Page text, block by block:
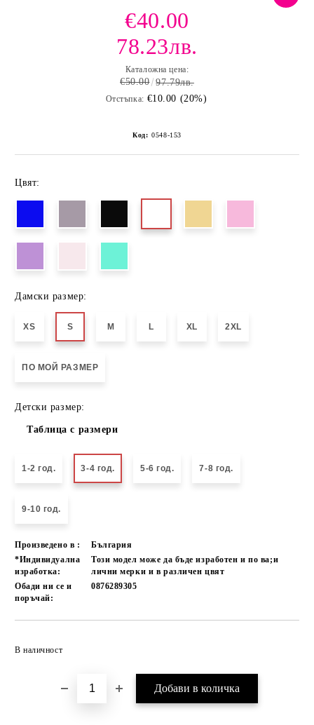
€40.00
78.23лв.
Каталожна цена:
€50.00 97.79лв.
Отстъпка: €10.00 (20%)
Код: 0548-153
Цвят:
Дамски размер:
XS S M L XL 2XL
ПО МОЙ РАЗМЕР
Детски размер:
Таблица с размери
1-2 год. 3-4 год. 5-6 год. 7-8 год.
9-10 год.
Произведено в :
България
*Индивидуална
изработка:
Този модел може да бъде изработен и по ва;и
лични мерки и в различен цвят
Обади ни се и
поръчай:
0876289305
В наличност